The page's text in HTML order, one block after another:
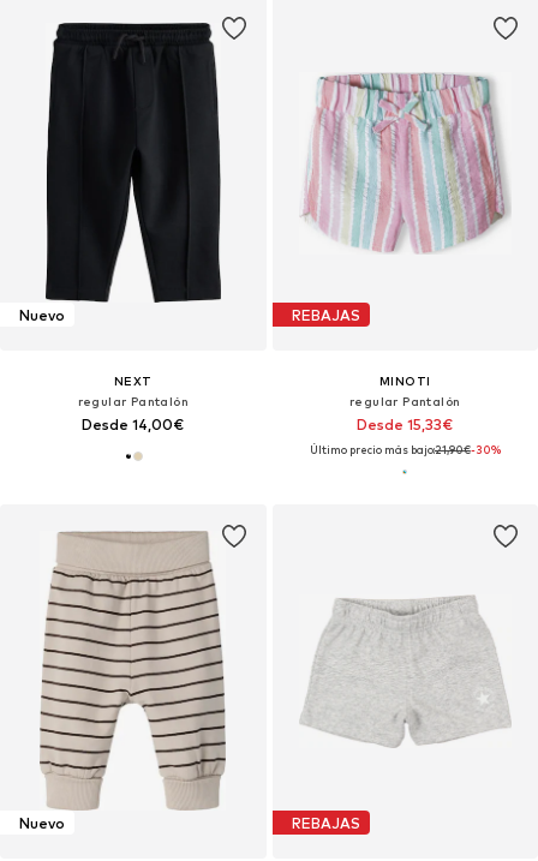
Nuevo
NEXT
regular Pantalón
Desde 14,00€
REBAJAS
MINOTI
regular Pantalón
Desde 15,33€
Último precio más bajo:21,90€-30%
Nuevo REBAJAS